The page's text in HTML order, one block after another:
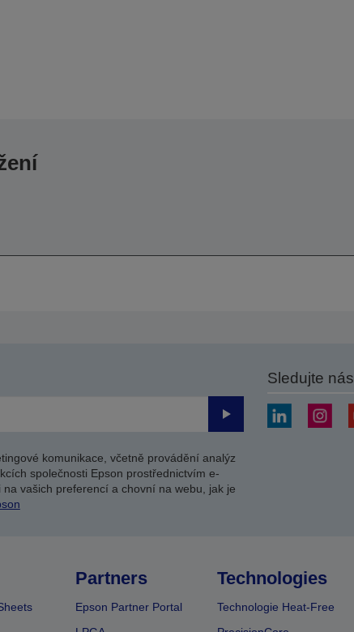
Odeslat
komunikace, včetně provádění analýz
společnosti Epson prostřednictvím e-
vašich preferencí a chovní na webu, jak je
Sledujte nás
Partners
Epson Partner Portal
Technologies
Technologie Heat-Free